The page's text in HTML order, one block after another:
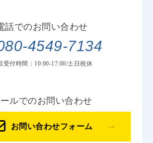
話でのお問い合わせ
4549-7134
受付時間：10:00-17:00/土日祝休
ールでのお問い合わせ
お問い合わせフォーム